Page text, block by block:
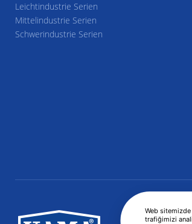
Web
trafiğimizi
Leichtindustrie Serien
Mittelindustrie Serien
Schwerindustrie Serien
KAMA